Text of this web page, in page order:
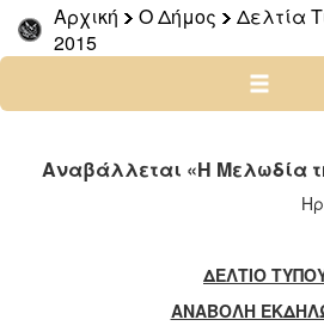
Αρχική Ο Δήμος Δελτία
2015
2026
2025
2022
Αναβάλλεται «Η Μελωδία
Ηράκλειο
ΔΕΛΤΙΟ
ΑΝΑΒΟΛΗ